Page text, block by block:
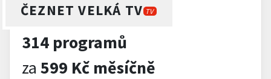
ČEZNET VELKÁ TV TV
314 programů
za 599 Kč měsíčně